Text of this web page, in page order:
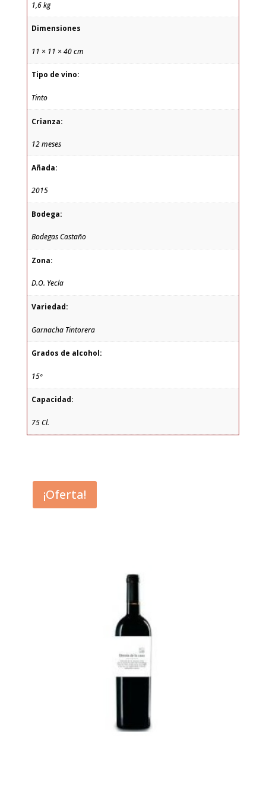
1,6 kg
Dimensiones
11 × 11 × 40 cm
Tipo de vino:
Tinto
Crianza:
12 meses
Añada:
2015
Bodega:
Bodegas Castaño
Zona:
D.O. Yecla
Variedad:
Garnacha Tintorera
Grados de alcohol:
15º
Capacidad:
75 Cl.
¡Oferta!